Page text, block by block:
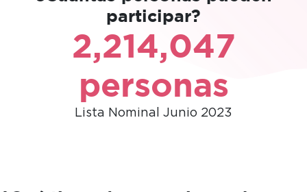
participar?
2,214,047
personas
Lista Nominal Junio 2023